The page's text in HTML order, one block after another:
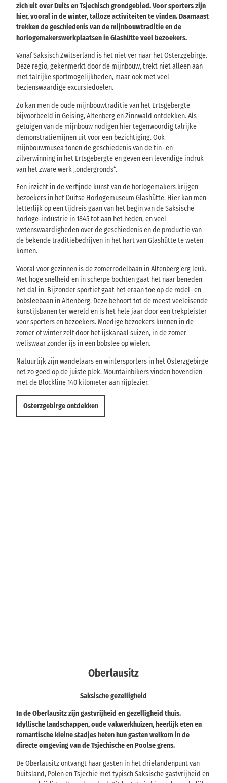
zich uit over Duits en Tsjechisch grondgebied. Voor sporters zijn
hier, vooral in de winter, talloze activiteiten te vinden. Daarnaast
trekken de geschiedenis van de mijnbouwtraditie en de
horlogemakerswerkplaatsen in Glashütte veel bezoekers.
Vanaf Saksisch Zwitserland is het niet ver naar het Osterzgebirge.
Deze regio, gekenmerkt door de mijnbouw, trekt niet alleen aan
met talrijke sportmogelijkheden, maar ook met veel
bezienswaardige excursiedoelen.
Zo kan men de oude mijnbouwtraditie van het Ertsgebergte
bijvoorbeeld in Geising, Altenberg en Zinnwald ontdekken. Als
getuigen van de mijnbouw nodigen hier tegenwoordig talrijke
demonstratiemijnen uit voor een bezichtiging. Ook
mijnbouwmusea tonen de geschiedenis van de tin- en
zilverwinning in het Ertsgebergte en geven een levendige indruk
van het zware werk „ondergronds“.
Een inzicht in de verfijnde kunst van de horlogemakers krijgen
bezoekers in het Duitse Horlogemuseum Glashütte. Hier kan men
letterlijk op een tijdreis gaan van het begin van de Saksische
horloge-industrie in 1845 tot aan het heden, en veel
wetenswaardigheden over de geschiedenis en de productie van
de bekende traditiebedrijven in het hart van Glashütte te weten
komen.
Vooral voor gezinnen is de zomerrodelbaan in Altenberg erg leuk.
Met hoge snelheid en in scherpe bochten gaat het naar beneden
het dal in. Bijzonder sportief gaat het eraan toe op de rodel- en
bobsleebaan in Altenberg. Deze behoort tot de meest veeleisende
kunstijsbanen ter wereld en is het hele jaar door een trekpleister
voor sporters en bezoekers. Moedige bezoekers kunnen in de
zomer of winter zelf door het ijskanaal suizen, in de zomer
weliswaar zonder ijs in een bobslee op wielen.
Natuurlijk zijn wandelaars en wintersporters in het Osterzgebirge
net zo goed op de juiste plek. Mountainbikers vinden bovendien
met de Blockline 140 kilometer aan rijplezier.
Osterzgebirge ontdekken
Oberlausitz
Saksische gezelligheid
In de Oberlausitz zijn gastvrijheid en gezelligheid thuis.
Idyllische landschappen, oude vakwerkhuizen, heerlijk eten en
romantische kleine stadjes heten hun gasten welkom in de
directe omgeving van de Tsjechische en Poolse grens.
De Oberlausitz ontvangt haar gasten in het drielandenpunt van
Duitsland, Polen en Tsjechië met typisch Saksische gastvrijheid en